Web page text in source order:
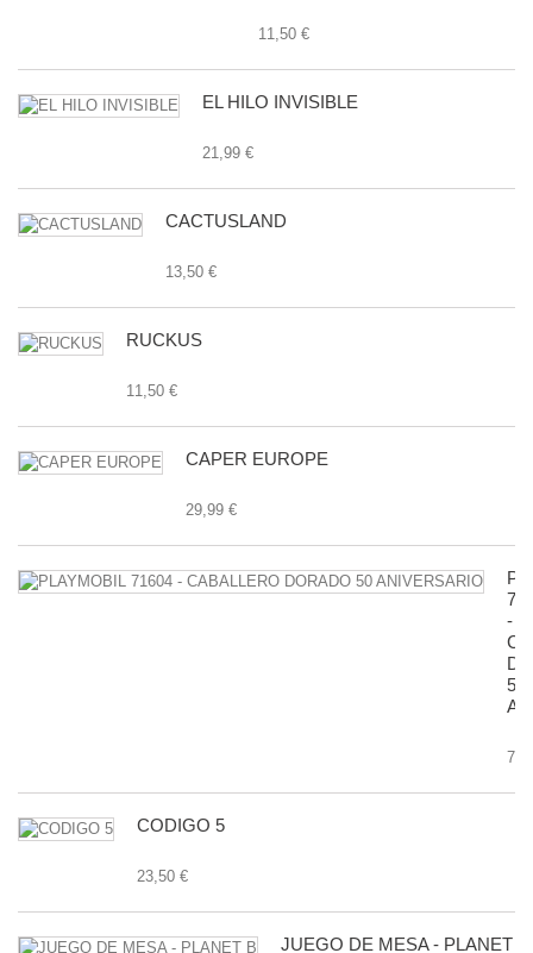
11,50 €
EL HILO INVISIBLE
21,99 €
CACTUSLAND
13,50 €
RUCKUS
11,50 €
CAPER EUROPE
29,99 €
-
50
CODIGO 5
23,50 €
JUEGO DE MESA - PLANET